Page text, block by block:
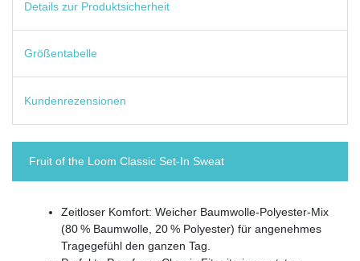
Details zur Produktsicherheit
Größentabelle
Kundenrezensionen
Fruit of the Loom Classic Set-In Sweat
Zeitloser Komfort: Weicher Baumwolle-Polyester-Mix
(80 % Baumwolle, 20 % Polyester) für angenehmes
Tragegefühl den ganzen Tag.